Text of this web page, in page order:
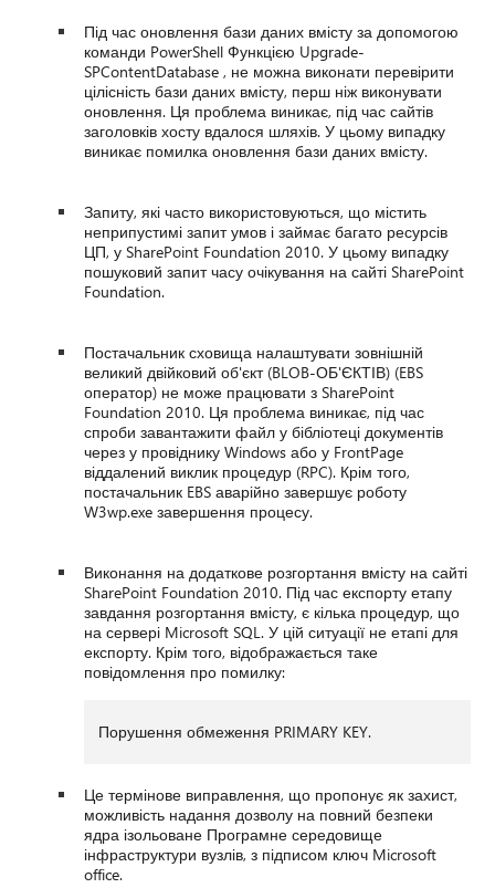
Під час оновлення бази даних вмісту за допомогою
команди PowerShell Функцією Upgrade-
SPContentDatabase , не можна виконати перевірити
цілісність бази даних вмісту, перш ніж виконувати
оновлення. Ця проблема виникає, під час сайтів
заголовків хосту вдалося шляхів. У цьому випадку
виникає помилка оновлення бази даних вмісту.
Запиту, які часто використовуються, що містить
неприпустимі запит умов і займає багато ресурсів
ЦП, у SharePoint Foundation 2010. У цьому випадку
пошуковий запит часу очікування на сайті SharePoint
Foundation.
Постачальник сховища налаштувати зовнішній
великий двійковий об'єкт (BLOB-ОБ'ЄКТІВ) (EBS
оператор) не може працювати з SharePoint
Foundation 2010. Ця проблема виникає, під час
спроби завантажити файл у бібліотеці документів
через у провіднику Windows або у FrontPage
віддалений виклик процедур (RPC). Крім того,
постачальник EBS аварійно завершує роботу
W3wp.exe завершення процесу.
Виконання на додаткове розгортання вмісту на сайті
SharePoint Foundation 2010. Під час експорту етапу
завдання розгортання вмісту, є кілька процедур, що
на сервері Microsoft SQL. У цій ситуації не етапі для
експорту. Крім того, відображається таке
повідомлення про помилку:
Порушення обмеження PRIMARY KEY.
Це термінове виправлення, що пропонує як захист,
можливість надання дозволу на повний безпеки
ядра ізольоване Програмне середовище
інфраструктури вузлів, з підписом ключ Microsoft
office.